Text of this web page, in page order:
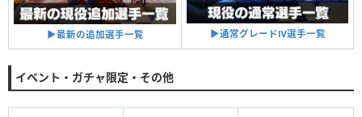
▶︎最新の追加選手一覧 ▶︎通常グレードⅣ選手一覧
イベント・ガチャ限定・その他